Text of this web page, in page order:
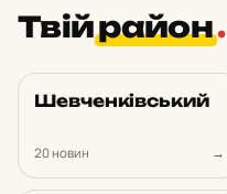
Твійрайон.
Шев­чен­ків­ський
20 новин →